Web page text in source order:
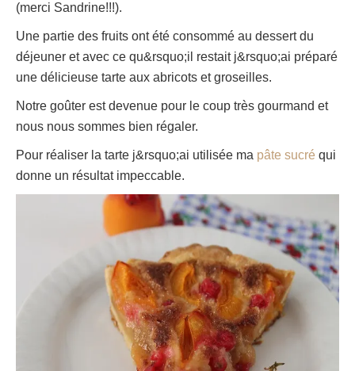
(merci Sandrine!!!).
Une partie des fruits ont été consommé au dessert du
déjeuner et avec ce qu&rsquo;il restait j&rsquo;ai préparé
une délicieuse tarte aux abricots et groseilles.
Notre goûter est devenue pour le coup très gourmand et
nous nous sommes bien régaler.
Pour réaliser la tarte j&rsquo;ai utilisée ma pâte sucré qui
donne un résultat impeccable.